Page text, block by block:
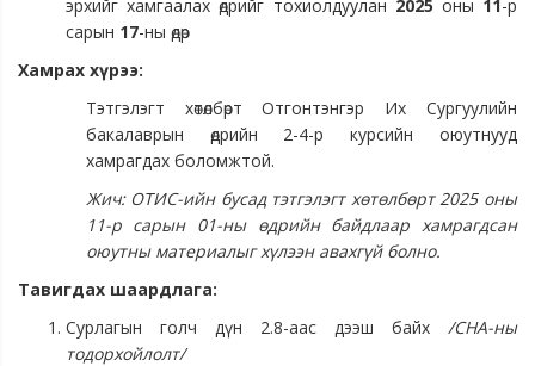
эрхийг хамгаалах өдрийг тохиолдуулан 2025 оны 11-р
сарын 17-ны өдөр
Хамрах хүрээ:
Тэтгэлэгт хөтөлбөрт Отгонтэнгэр Их Сургуулийн
бакалаврын өдрийн 2-4-р курсийн оюутнууд
хамрагдах боломжтой.
Жич: ОТИС-ийн бусад тэтгэлэгт хөтөлбөрт 2025 оны
11-р сарын 01-ны өдрийн байдлаар хамрагдсан
оюутны материалыг хүлээн авахгүй болно.
Тавигдах шаардлага:
Сурлагын голч дүн 2.8-аас дээш байх /СНА-ны
тодорхойлолт/